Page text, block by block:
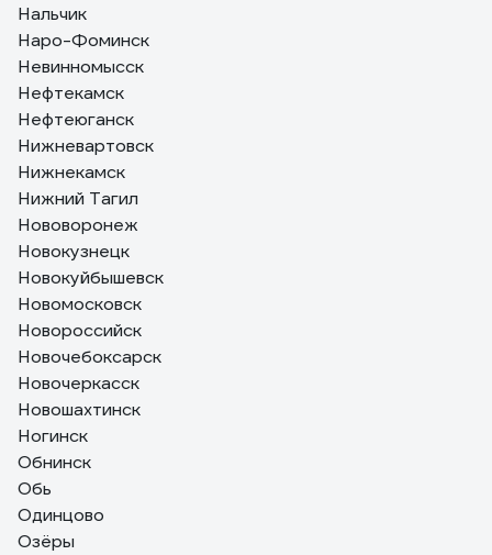
Нальчик
Наро-Фоминск
Невинномысск
Нефтекамск
Нефтеюганск
Нижневартовск
Нижнекамск
Нижний Тагил
Нововоронеж
Новокузнецк
Новокуйбышевск
Новомосковск
Новороссийск
Новочебоксарск
Новочеркасск
Новошахтинск
Ногинск
Обнинск
Обь
Одинцово
Озёры